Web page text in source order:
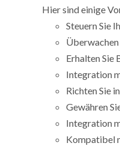
Hier sind einige
Steuern Sie
Erhalten Sie
Integration
Richten Sie
Gewähren
Integration
Kompatibel